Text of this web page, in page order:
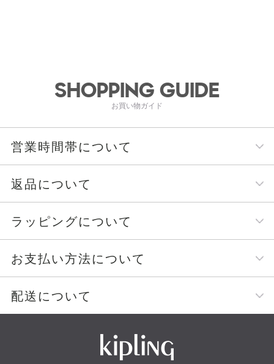
SHOPPING GUIDE
お買い物ガイド
営業時間帯について
返品について
ラッピングについて
お支払い方法について
配送について